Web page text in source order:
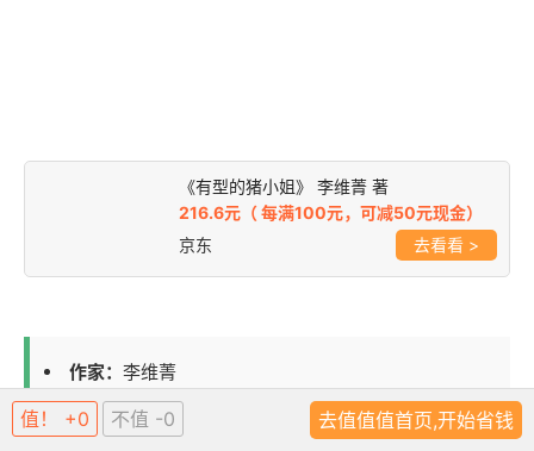
《有型的猪小姐》 李维菁 著
216.6元（ 每满100元，可减50元现金）
京东
>
作家： 李维菁
发表日期：2018
值！ +0 不值 -0 去值值值首页,开始省钱